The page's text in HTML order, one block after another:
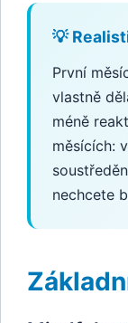
💡
První
vlastně
méně
měsících:
nechcete